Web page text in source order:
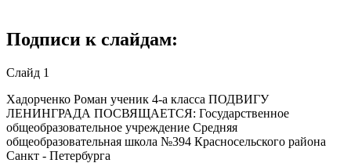
Подписи к слайдам:
Слайд 1
Хадорченко Роман ученик 4-а класса ПОДВИГУ
ЛЕНИНГРАДА ПОСВЯЩАЕТСЯ: Государственное
общеобразовательное учреждение Средняя
общеобразовательная школа №394 Красносельского района
Санкт - Петербурга